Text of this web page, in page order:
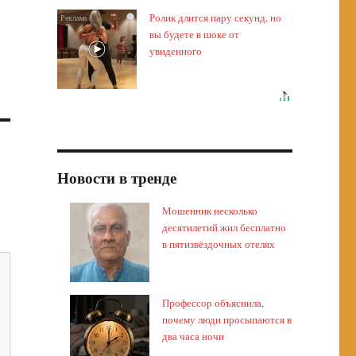
i
Ролик длится пару секунд, но
вы будете в шоке от
увиденного
Новости в тренде
Мошенник несколько
десятилетий жил бесплатно
в пятизвёздочных отелях
Профессор объяснила,
почему люди просыпаются в
два часа ночи